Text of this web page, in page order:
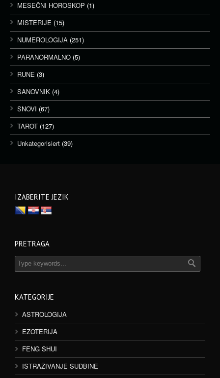
MESEČNI HOROSKOP (1)
MISTERIJE (15)
NUMEROLOGIJA (251)
PARANORMALNO (5)
RUNE (3)
SANOVNIK (4)
SNOVI (67)
TAROT (127)
Unkategorisiert (39)
IZABERITE JEZIK
PRETRAGA
KATEGORIJE
ASTROLOGIJA
EZOTERIJA
FENG SHUI
ISTRAŽIVANJE SUDBINE